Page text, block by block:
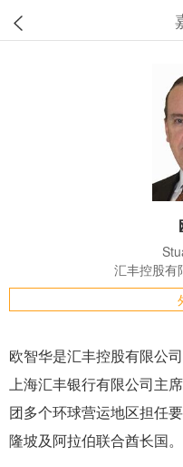
汇丰控股有
欧智华是汇丰控股有限公
上海汇丰银行有限公司主
团多个环球营运地区担任
隆坡及阿拉伯联合酋长国。